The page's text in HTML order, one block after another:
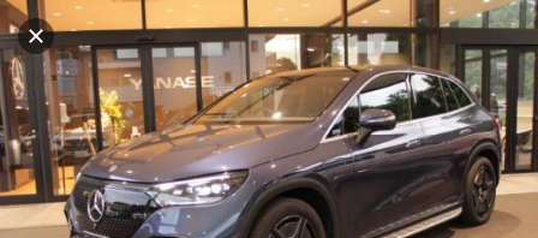
設定中 981台
車を探す
中古車検索
販売店検索
アカウント
ログイン
アフターサービス
キャンセル
世田谷桜丘
サーティファイドカーセンター
販売店情報